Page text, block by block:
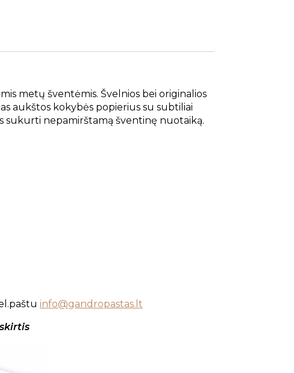
metų šventėmis. Švelnios bei originalios
aukštos kokybės popierius su subtiliai
sukurti nepamirštamą šventinę nuotaiką.
info@gandropastas.lt